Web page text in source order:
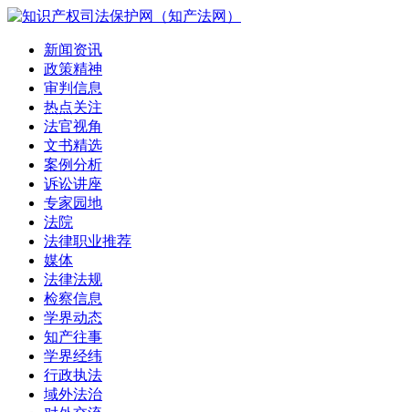
新闻资讯
政策精神
审判信息
热点关注
法官视角
文书精选
案例分析
诉讼讲座
专家园地
法院
法律职业推荐
媒体
法律法规
检察信息
学界动态
知产往事
学界经纬
行政执法
域外法治